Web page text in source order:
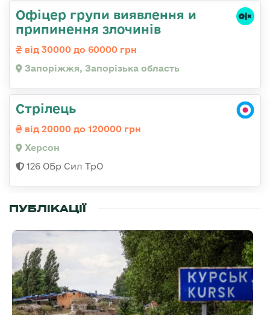
Офіцер групи виявлення и
припинення злочинів
від 30000 до 60000 грн
Запоріжжя, Запорізька область
Стрілець
від 20000 до 120000 грн
Херсон
126 ОБр Сил ТрО
ПУБЛІКАЦІЇ